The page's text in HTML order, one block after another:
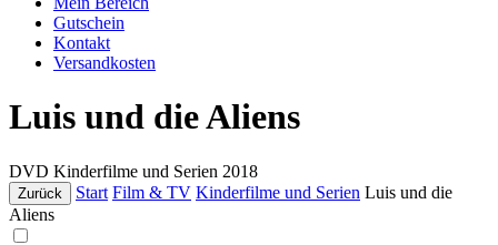
Gutschein
Kontakt
Versandkosten
Luis und die Aliens
DVD Kinderfilme und Serien 2018
Zurück Start Film & TV Kinderfilme und Serien Luis und die
Aliens